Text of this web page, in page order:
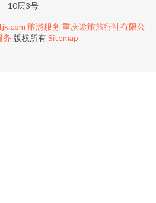
10层3号
旅游服务 重庆途旅旅行社有限公
务 版权所有Sitemap